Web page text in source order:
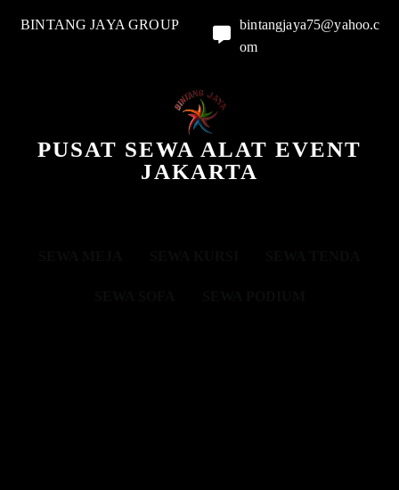
BINTANG JAYA GROUP
bintangjaya75@yahoo.c
om
PUSAT SEWA ALAT EVENT
JAKARTA